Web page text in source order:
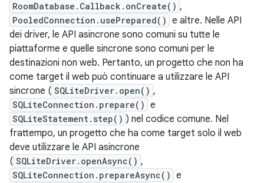
RoomDatabase.Callback.onCreate() ,
PooledConnection.usePrepared() e altre. Nelle API
dei driver, le API asincrone sono comuni su tutte le
piattaforme e quelle sincrone sono comuni per le
destinazioni non web. Pertanto, un progetto che non ha
come target il web può continuare a utilizzare le API
sincrone ( SQLiteDriver.open() ,
SQLiteConnection.prepare() e
SQLiteStatement.step() ) nel codice comune. Nel
frattempo, un progetto che ha come target solo il web
deve utilizzare le API asincrone
( SQLiteDriver.openAsync() ,
SQLiteConnection.prepareAsync() e